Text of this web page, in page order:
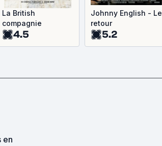
La British
compagnie
4.5
Johnny English - Le
retour
5.2
en